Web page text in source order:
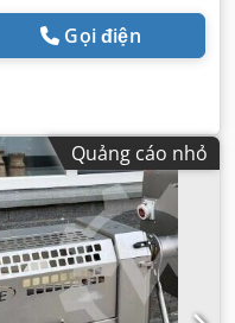
Gọi điện
Quảng cáo nhỏ